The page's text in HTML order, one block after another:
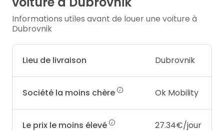
Informations utiles avant de louer une voiture à
Dubrovnik
Lieu de livraison Dubrovnik
Société la moins chère Ok Mobility
Le prix le moins élevé 27.34€/jour